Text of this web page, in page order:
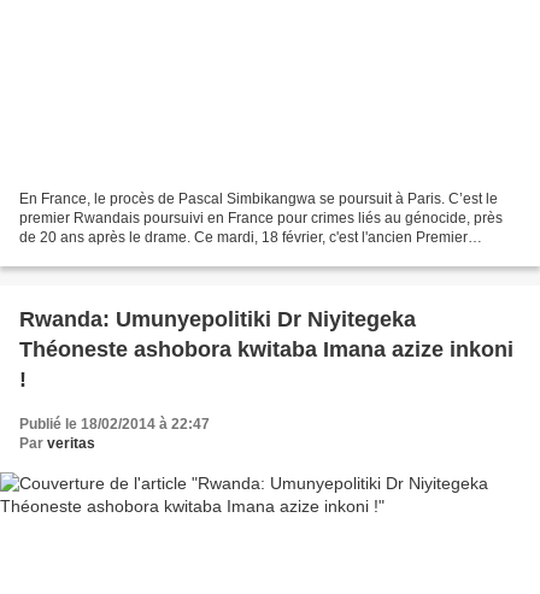
En France, le procès de Pascal Simbikangwa se poursuit à Paris. C’est le
premier Rwandais poursuivi en France pour crimes liés au génocide, près
de 20 ans après le drame. Ce mardi, 18 février, c'est l'ancien Premier
Rwanda: Umunyepolitiki Dr Niyitegeka
Théoneste ashobora kwitaba Imana azize inkoni
!
Publié le 18/02/2014 à 22:47
Par veritas